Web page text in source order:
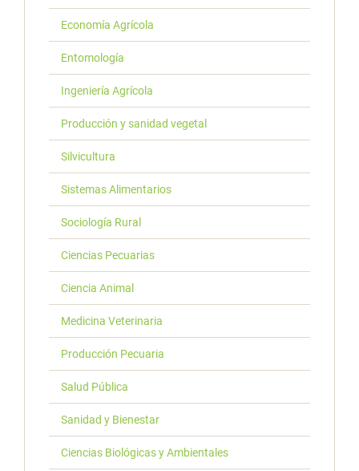
Economía Agrícola
Entomología
Ingeniería Agrícola
Producción y sanidad vegetal
Silvicultura
Sistemas Alimentarios
Sociología Rural
Ciencias Pecuarias
Ciencia Animal
Medicina Veterinaria
Producción Pecuaria
Salud Pública
Sanidad y Bienestar
Ciencias Biológicas y Ambientales